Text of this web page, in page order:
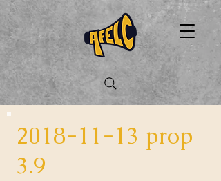
2018-11-13 prop
3.9